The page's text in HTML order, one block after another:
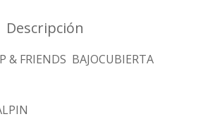
Descripción
& FRIENDS BAJOCUBIERTA